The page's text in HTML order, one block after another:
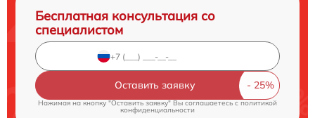
Бесплатная консультация со
специалистом
Оставить заявку
Нажимая на кнопку "Оставить заявку" Вы соглашаетесь cполитикой
конфиденциальности